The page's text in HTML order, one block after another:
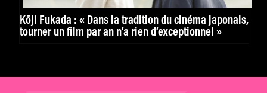
Kōji Fukada : « Dans la tradition du cinéma japonais,
tourner un film par an n’a rien d’exceptionnel »